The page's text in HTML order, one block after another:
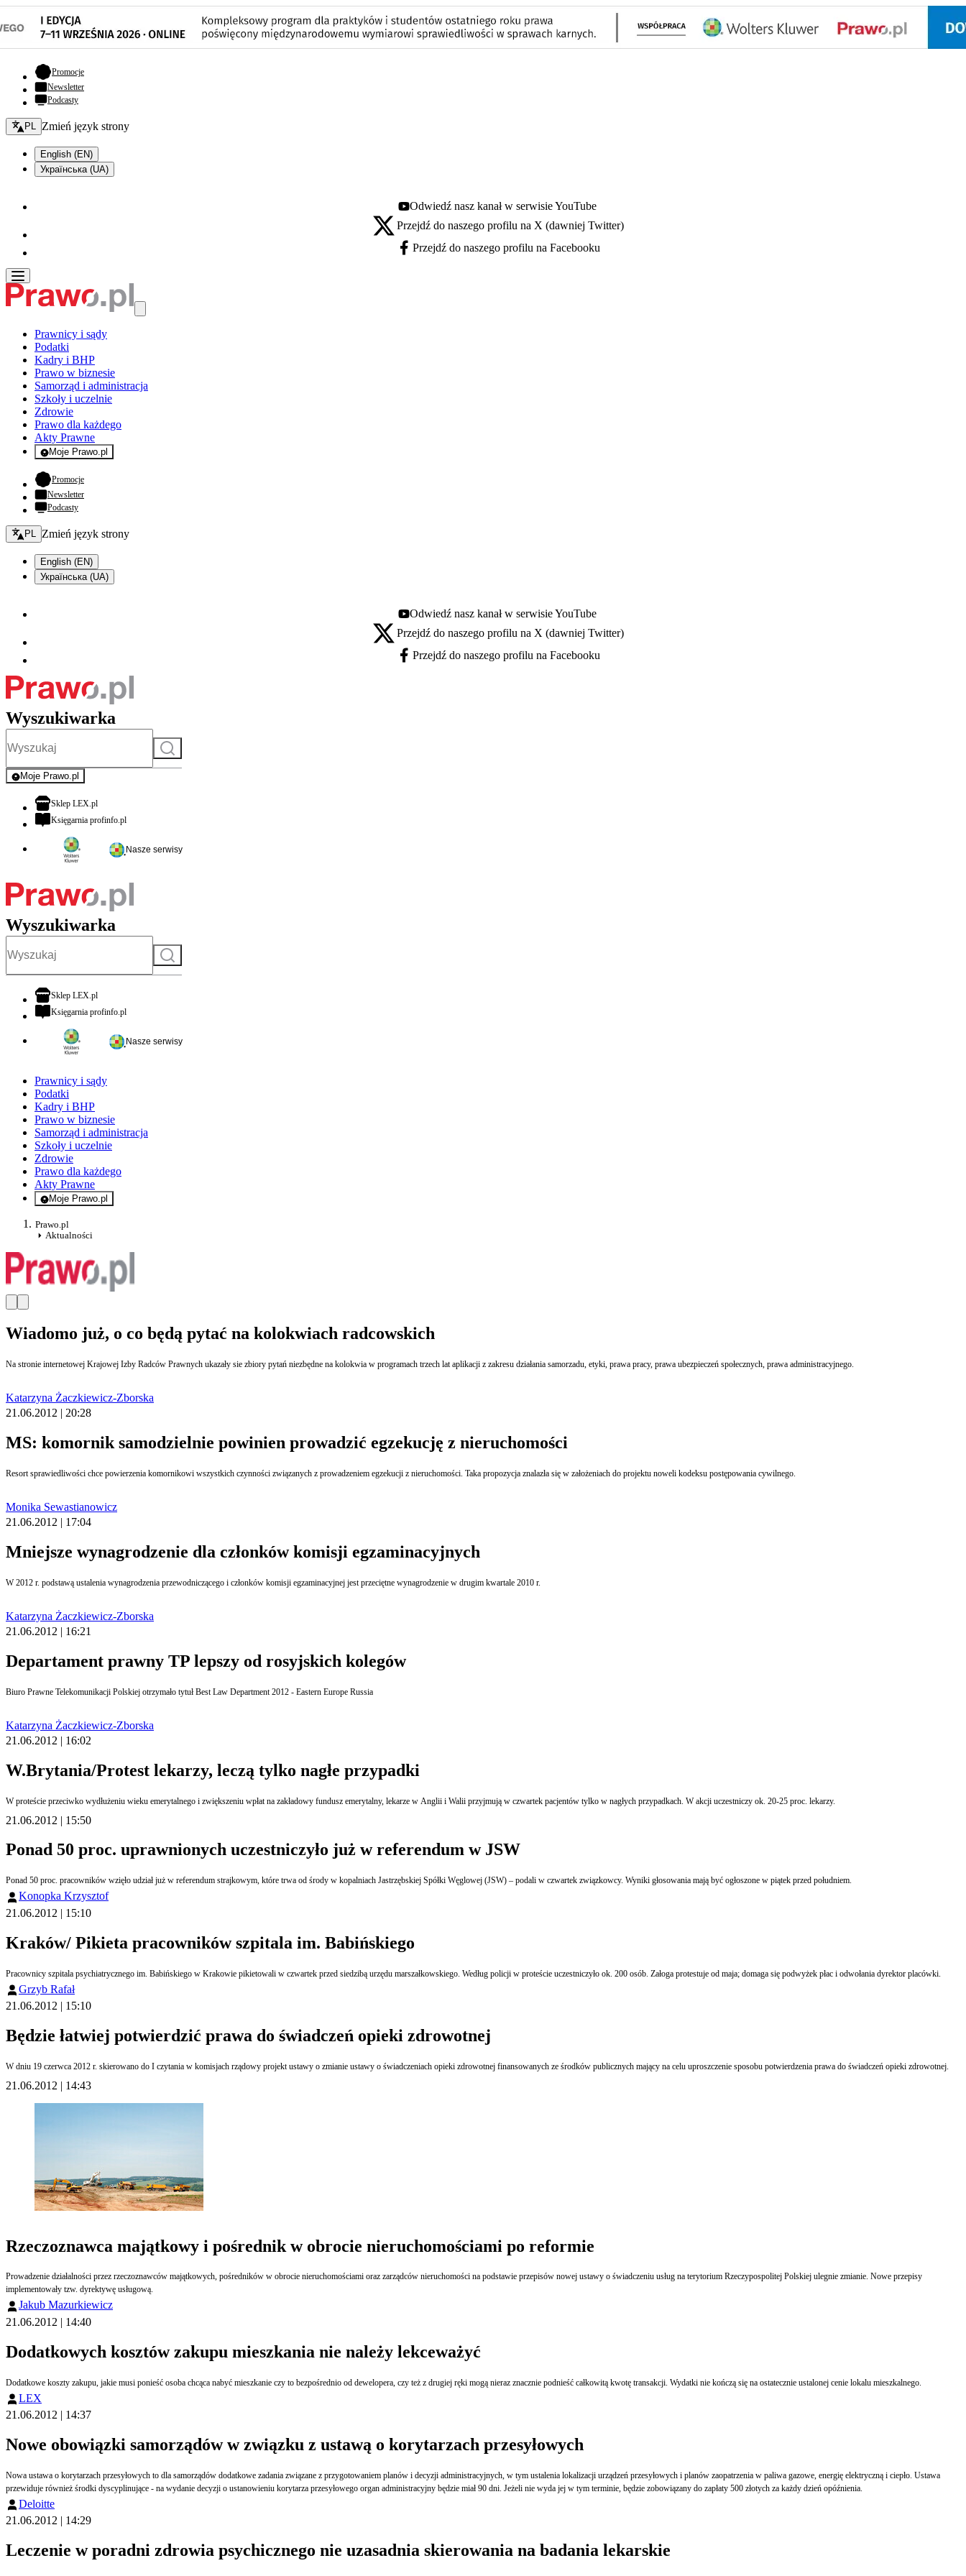
Promocje- otwiera się w nowej karcie
Newsletter
Podcasty
Zmień język - bieżący:
PL Zmień język strony
English (EN)
Українська (UA)
Youtube - otwiera się w nowej karcie
Odwiedź nasz kanał w serwisie YouTube
X - otwiera się w nowej karcie
Przejdź do naszego profilu na X (dawniej Twitter)
Facebook - otwiera się w nowej karcie
Przejdź do naszego profilu na Facebooku
Prawnicy i sądy
Podatki
Kadry i BHP
Prawo w biznesie
Samorząd i administracja
Szkoły i uczelnie
Zdrowie
Prawo dla każdego
Akty Prawne
Moje Prawo.pl
- rejestracja i logowanie do serwisu
Promocje- otwiera się w nowej karcie
Newsletter
Podcasty
Zmień język - bieżący:
PL Zmień język strony
English (EN)
Українська (UA)
Youtube - otwiera się w nowej karcie
Odwiedź nasz kanał w serwisie YouTube
X - otwiera się w nowej karcie
Przejdź do naszego profilu na X (dawniej Twitter)
Facebook - otwiera się w nowej karcie
Przejdź do naszego profilu na Facebooku
Wyszukiwarka
Szukaj
Moje Prawo.pl
- rejestracja i logowanie do serwisu
Sklep LEX.plotwiera się w nowej karcie
Księgarnia profinfo.plotwiera się w nowej karcie
Nasze serwisy
Wyszukiwarka
Szukaj
Sklep LEX.plotwiera się w nowej karcie
Księgarnia profinfo.plotwiera się w nowej karcie
Nasze serwisy
Prawnicy i sądy
Podatki
Kadry i BHP
Prawo w biznesie
Samorząd i administracja
Szkoły i uczelnie
Zdrowie
Prawo dla każdego
Akty Prawne
Moje Prawo.pl
- rejestracja i logowanie do serwisu
Prawo.pl
Aktualności
Wiadomo już, o co będą pytać na kolokwiach radcowskich
Na stronie internetowej Krajowej Izby Radców Prawnych ukazały sie zbiory pytań niezbędne na kolokwia w programach trzech lat aplikacji z zakresu działania samorzadu, etyki, prawa pracy, prawa ubezpieczeń społecznych, prawa administracyjnego.
Katarzyna Żaczkiewicz-Zborska
21.06.2012 | 20:28
MS: komornik samodzielnie powinien prowadzić egzekucję z nieruchomości
Resort sprawiedliwości chce powierzenia komornikowi wszystkich czynności związanych z prowadzeniem egzekucji z nieruchomości. Taka propozycja znalazła się w założeniach do projektu noweli kodeksu postępowania cywilnego.
Monika Sewastianowicz
21.06.2012 | 17:04
Mniejsze wynagrodzenie dla członków komisji egzaminacyjnych
W 2012 r. podstawą ustalenia wynagrodzenia przewodniczącego i członków komisji egzaminacyjnej jest przeciętne wynagrodzenie w drugim kwartale 2010 r.
Katarzyna Żaczkiewicz-Zborska
21.06.2012 | 16:21
Departament prawny TP lepszy od rosyjskich kolegów
Biuro Prawne Telekomunikacji Polskiej otrzymało tytuł Best Law Department 2012 - Eastern Europe Russia
Katarzyna Żaczkiewicz-Zborska
21.06.2012 | 16:02
W.Brytania/Protest lekarzy, leczą tylko nagłe przypadki
W proteście przeciwko wydłużeniu wieku emerytalnego i zwiększeniu wpłat na zakładowy fundusz emerytalny, lekarze w Anglii i Walii przyjmują w czwartek pacjentów tylko w nagłych przypadkach. W akcji uczestniczy ok. 20-25 proc. lekarzy.
21.06.2012 | 15:50
Ponad 50 proc. uprawnionych uczestniczyło już w referendum w JSW
Ponad 50 proc. pracowników wzięło udział już w referendum strajkowym, które trwa od środy w kopalniach Jastrzębskiej Spółki Węglowej (JSW) – podali w czwartek związkowcy. Wyniki głosowania mają być ogłoszone w piątek przed południem.
Konopka Krzysztof
21.06.2012 | 15:10
Kraków/ Pikieta pracowników szpitala im. Babińskiego
Pracownicy szpitala psychiatrycznego im. Babińskiego w Krakowie pikietowali w czwartek przed siedzibą urzędu marszałkowskiego. Według policji w proteście uczestniczyło ok. 200 osób. Załoga protestuje od maja; domaga się podwyżek płac i odwołania dyrektor placówki.
Grzyb Rafał
21.06.2012 | 15:10
Będzie łatwiej potwierdzić prawa do świadczeń opieki zdrowotnej
W dniu 19 czerwca 2012 r. skierowano do I czytania w komisjach rządowy projekt ustawy o zmianie ustawy o świadczeniach opieki zdrowotnej finansowanych ze środków publicznych mający na celu uproszczenie sposobu potwierdzenia prawa do świadczeń opieki zdrowotnej.
21.06.2012 | 14:43
Rzeczoznawca majątkowy i pośrednik w obrocie nieruchomościami po reformie
Prowadzenie działalności przez rzeczoznawców majątkowych, pośredników w obrocie nieruchomościami oraz zarządców nieruchomości na podstawie przepisów nowej ustawy o świadczeniu usług na terytorium Rzeczypospolitej Polskiej ulegnie zmianie. Nowe przepisy
implementowały tzw. dyrektywę usługową.
Jakub Mazurkiewicz
21.06.2012 | 14:40
Dodatkowych kosztów zakupu mieszkania nie należy lekceważyć
Dodatkowe koszty zakupu, jakie musi ponieść osoba chcąca nabyć mieszkanie czy to bezpośrednio od dewelopera, czy też z drugiej ręki mogą nieraz znacznie podnieść całkowitą kwotę transakcji. Wydatki nie kończą się na ostatecznie ustalonej cenie lokalu mieszkalnego.
LEX
21.06.2012 | 14:37
Nowe obowiązki samorządów w związku z ustawą o korytarzach przesyłowych
Nowa ustawa o korytarzach przesyłowych to dla samorządów dodatkowe zadania związane z przygotowaniem planów i decyzji administracyjnych, w tym ustalenia lokalizacji urządzeń przesyłowych i planów zaopatrzenia w paliwa gazowe, energię elektryczną i ciepło. Ustawa
przewiduje również środki dyscyplinujące - na wydanie decyzji o ustanowieniu korytarza przesyłowego organ administracyjny będzie miał 90 dni. Jeżeli nie wyda jej w tym terminie, będzie zobowiązany do zapłaty 500 złotych za każdy dzień opóźnienia.
Deloitte
21.06.2012 | 14:29
Leczenie w poradni zdrowia psychicznego nie uzasadnia skierowania na badania lekarskie